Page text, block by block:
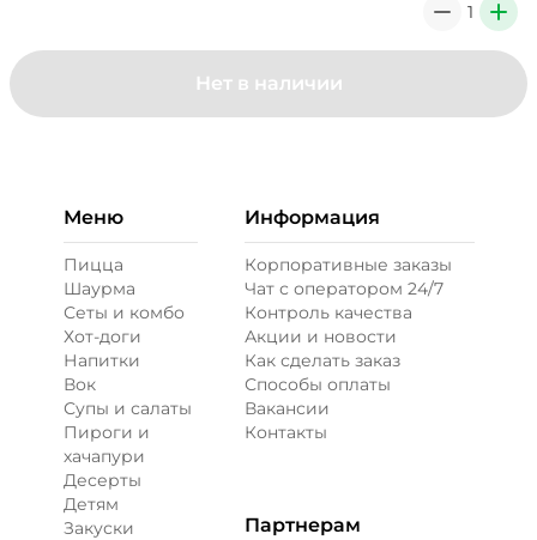
1 +
Нет в наличии
Меню
Пицца
Шаурма
Сеты и комбо
Хот-доги
Напитки
Вок
Супы и салаты
Пироги и
хачапури
Десерты
Детям
Закуски
Информация
Корпоративные заказы
Чат с оператором 24/7
Контроль качества
Акции и новости
Как сделать заказ
Способы оплаты
Вакансии
Контакты
Партнерам